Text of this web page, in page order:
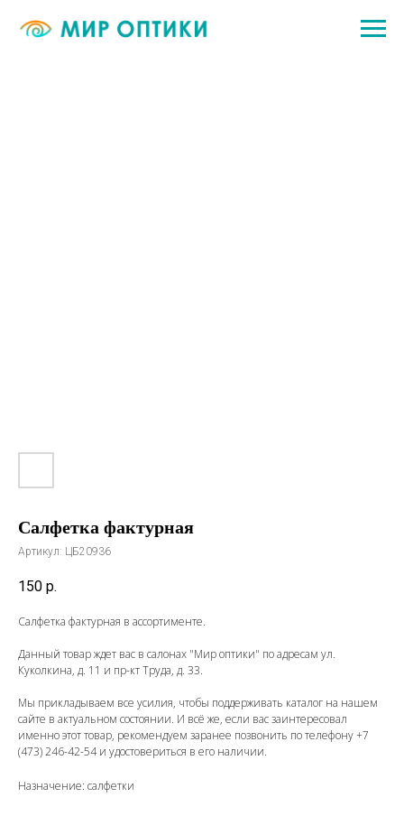
Салфетка фактурная
Артикул: ЦБ20936
150 р.
Салфетка фактурная в ассортименте.
Данный товар ждет вас в салонах "Мир оптики" по адресам ул.
Куколкина, д. 11 и пр-кт Труда, д. 33.
Мы прикладываем все усилия, чтобы поддерживать каталог на нашем
сайте в актуальном состоянии. И всё же, если вас заинтересовал
именно этот товар, рекомендуем заранее позвонить по телефону+7
(473) 246-42-54и удостовериться в его наличии.
Назначение: салфетки